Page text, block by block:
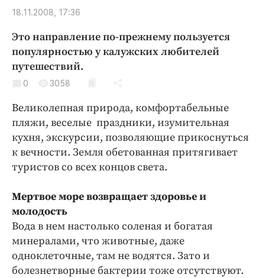
Народные новости
Благоустройство
Криминал
Культура
Образование
Общество
Погода
Праздники
Спорт
Экономика и бизнес
ПРОЕКТЫ
Блоги
18.11.2008, 17:36
Это направление по-прежнему пользуется
популярностью у калужских любителей
путешествий.
0 3058
Великолепная природа, комфортабельные
пляжи, веселые праздники, изумительная
кухня, экскурсии, позволяющие прикоснуться
к вечности. Земля обетованная притягивает
туристов со всех концов света.
Мертвое море возвращает здоровье и
молодость
Вода в нем настолько соленая и богатая
минералами, что животные, даже
одноклеточные, там не водятся. Зато и
болезнетворные бактерии тоже отсутствуют.